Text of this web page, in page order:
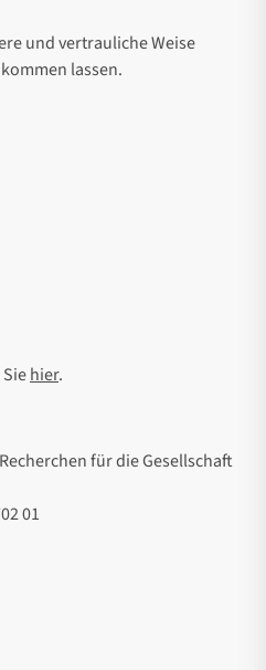
und vertrauliche Weise
lassen.
hier.
für die Gesellschaft
01